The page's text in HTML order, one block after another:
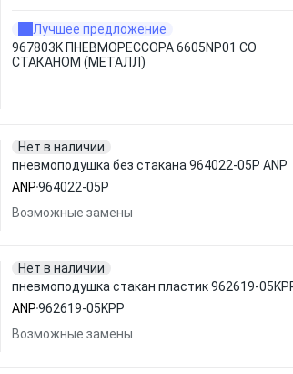
Лучшее предложение
967803K ПНЕВМОРЕССОРА 6605NP01 СО
СТАКАНОМ (МЕТАЛЛ)
Нет в наличии
пневмоподушка без стакана 964022-05P ANP
ANP964022-05P
Возможные замены
Нет в наличии
пневмоподушка стакан пластик 962619-
ANP962619-05KPP
Возможные замены